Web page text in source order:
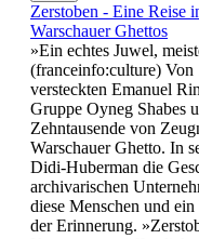
Zerstoben - Eine Reise
Warschauer Ghettos
»Ein echtes Juwel,
(franceinfo:culture) Von
versteckten Emanuel
Gruppe Oyneg Shabes
Zehntausende von
Warschauer Ghetto. In
Didi-Huberman die
archivarischen
diese Menschen und
der Erinnerung.